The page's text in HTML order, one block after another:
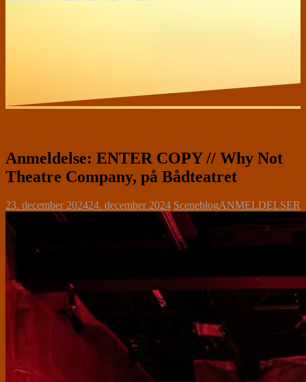
Anmeldelse: ENTER COPY // Why Not
Theatre Company, på Bådteatret
23. december 202424. december 2024 SceneblogANMELDELSER